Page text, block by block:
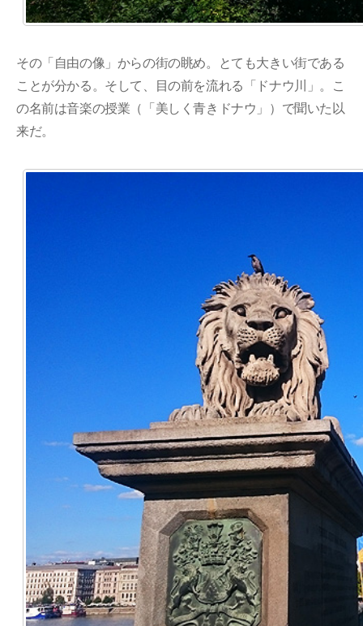
その「自由の像」からの街の眺め。とても大きい街である
ことが分かる。そして、目の前を流れる「ドナウ川」。こ
の名前は音楽の授業（「美しく青きドナウ」）で聞いた以
来だ。